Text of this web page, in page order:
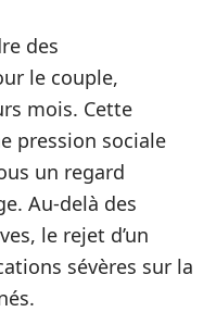
des
le couple,
mois. Cette
pression sociale
un regard
Au-delà des
le rejet d’un
sévères sur la